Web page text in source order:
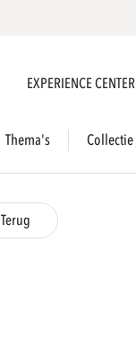
EXPERIENCE CENTER
Thema's Collectie
Terug